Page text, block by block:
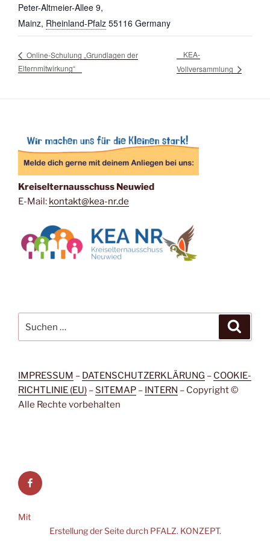
Peter-Altmeier-Allee 9,
Mainz, Rheinland-Pfalz 55116 Germany
Online-Schulung „Grundlagen der
Elternmitwirkung“
KEA-
Vollversammlung
Kreiselternausschuss Neuwied
E-Mail: kontakt@kea-nr.de
nach:
IMPRESSUM – DATENSCHUTZERKLÄRUNG – COOKIE-
RICHTLINIE (EU) – SITEMAP – INTERN – Copyright ©
Alle Rechte vorbehalten
Facebook
Mit
Erstellung der Seite durch PFALZ. KONZEPT.